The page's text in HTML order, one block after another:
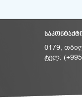
0179,
ტელ: (+995